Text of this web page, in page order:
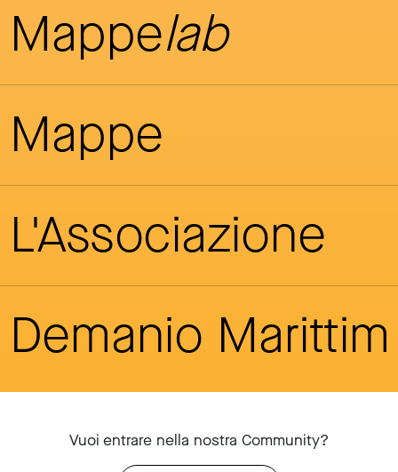
Mappelab
Mappe
L'Associazione
Demanio
Vuoi entrare nella nostra Community?